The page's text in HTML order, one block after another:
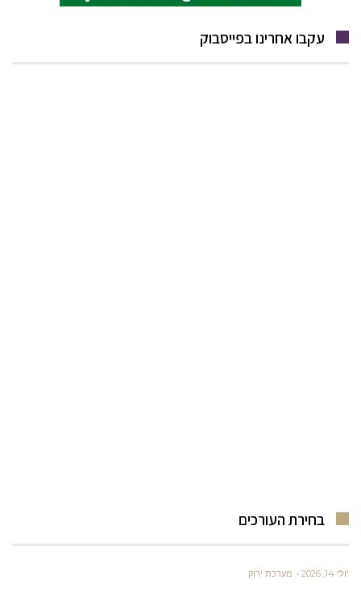
עקבו אחרינו בפייסבוק
בחירת העורכים
יולי 14, 2026 מערכת ירוק